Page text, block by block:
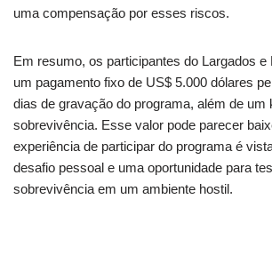
uma compensação por esses riscos.
Em resumo, os participantes do Largados e
um pagamento fixo de US$ 5.000 dólares
dias de gravação do programa, além de um
sobrevivência. Esse valor pode parecer
experiência de participar do programa é
desafio pessoal e uma oportunidade para
sobrevivência em um ambiente hostil.